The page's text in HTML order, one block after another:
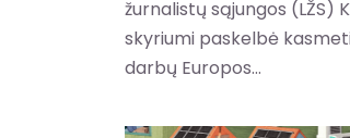
žurnalistų sąjungos (LŽS)
skyriumi paskelbė
darbų Europos...